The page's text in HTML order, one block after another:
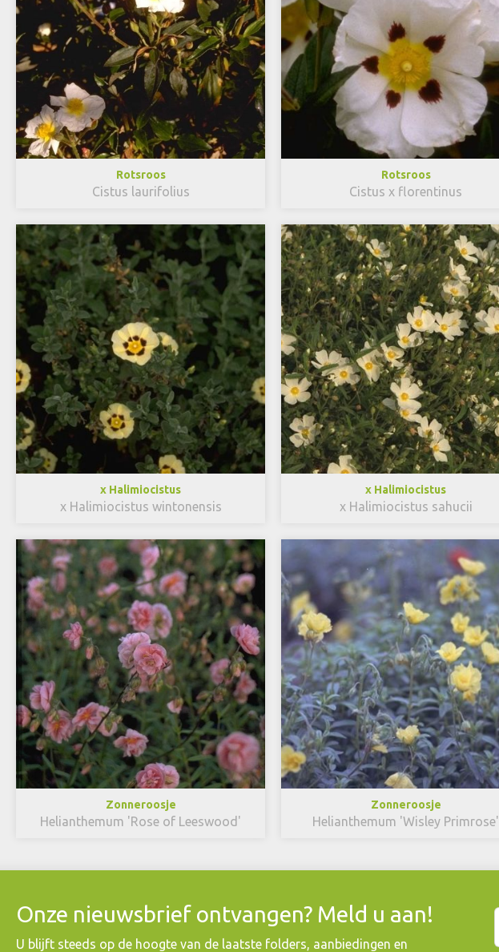
Rotsroos
Cistus laurifolius
Rotsroos
Cistus x florentinus
x Halimiocistus
x Halimiocistus wintonensis
x Halimiocistus
x Halimiocistus sahucii
Zonneroosje
Helianthemum 'Rose of Leeswood'
Zonneroosje
Helianthemum 'Wisley Primrose'
Onze nieuwsbrief ontvangen? Meld u aan!
​U blijft steeds op de hoogte van de laatste folders, aanbiedingen en